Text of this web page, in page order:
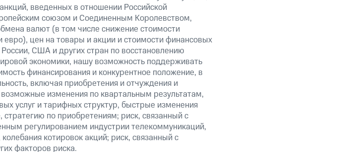
введенных в отношении Российской
союзом и Соединенным Королевством,
валют (в том числе снижение стоимости
цен на товары и акции и стоимости финансовых
США и других стран по восстановлению
экономики, нашу возможность поддерживать
финансирования и конкурентное положение, в
включая приобретения и отчуждения и
изменения по квартальным результатам,
услуг и тарифных структур, быстрые изменения
по приобретениям; риск, связанный с
регулированием индустрии телекоммуникаций,
котировок акций; риск, связанный с
факторов риска.